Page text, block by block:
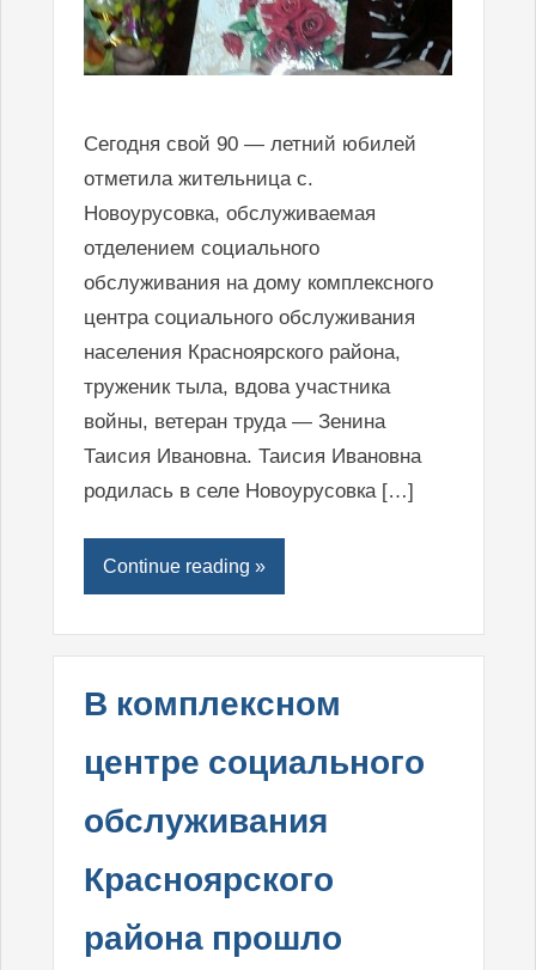
Сегодня свой 90 — летний юбилей
отметила жительница с.
Новоурусовка, обслуживаемая
отделением социального
обслуживания на дому комплексного
центра социального обслуживания
населения Красноярского района,
труженик тыла, вдова участника
войны, ветеран труда — Зенина
Таисия Ивановна. Таисия Ивановна
родилась в селе Новоурусовка […]
Continue reading »
В комплексном
центре социального
обслуживания
Красноярского
района прошло